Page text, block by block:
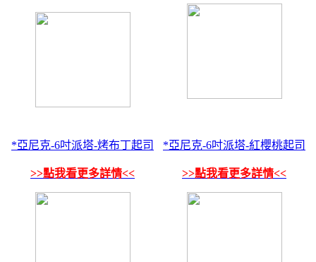
*亞尼克-6吋派塔-烤布丁起司
>>點我看更多詳情<<
*亞尼克-6吋派塔-紅櫻桃起司
>>點我看更多詳情<<